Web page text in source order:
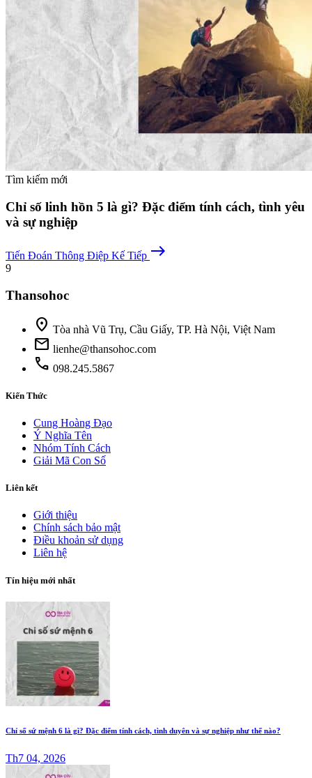
Tìm kiếm mới
Chỉ số linh hồn 5 là gì? Đặc điểm tính cách, tình yêu
và sự nghiệp
Tiến Đoán Thông Điệp Kế Tiếp east
9
Thansohoc
location_on Tòa nhà Vũ Trụ, Cầu Giấy, TP. Hà Nội, Việt Nam
mail lienhe@thansohoc.com
phone 098.245.5867
Kiến Thức
Cung Hoàng Đạo
Ý Nghĩa Tên
Nhóm Tính Cách
Giải Mã Con Số
Liên kết
Giới thiệu
Chính sách bảo mật
Điều khoản sử dụng
Liên hệ
Tín hiệu mới nhất
Chỉ số sứ mệnh 6 là gì? Đặc điểm tính cách, tình duyên và sự nghiệp như thế nào?
Th7 04, 2026